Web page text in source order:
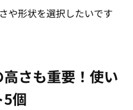
や形状を選択したいです
さも重要！使い
個